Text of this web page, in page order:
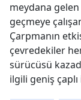
meydana
geçmeye
Çarpmanın
çevredekiler
sürücüsü
ilgili geniş çaplı